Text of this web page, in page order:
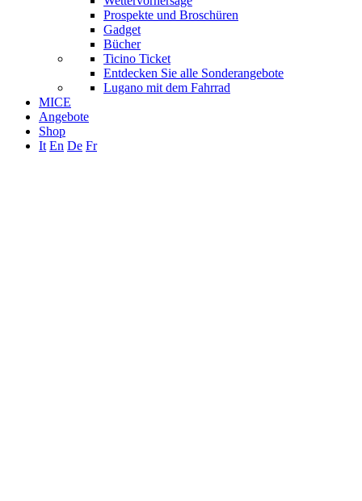
Prospekte und Broschüren
Gadget
Bücher
Ticino Ticket
Entdecken Sie alle Sonderangebote
Lugano mit dem Fahrrad
MICE
Angebote
Shop
It En De Fr